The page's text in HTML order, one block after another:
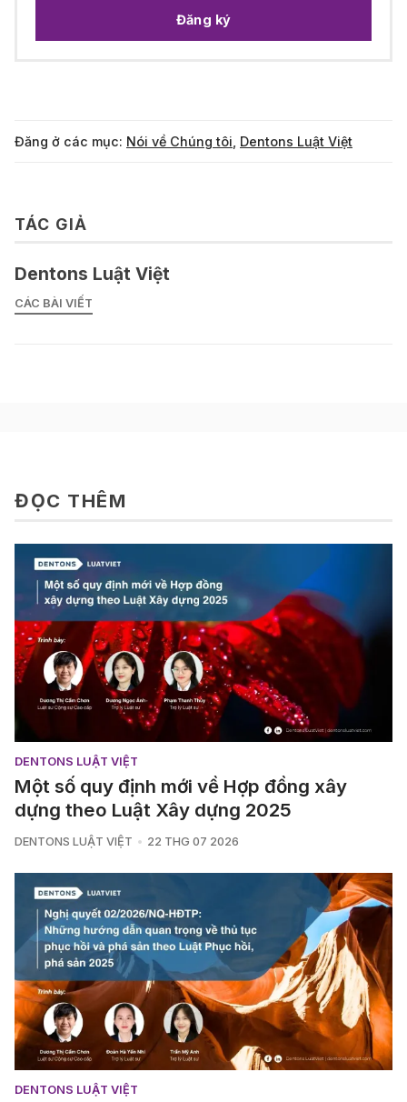
Đăng ký
Đăng ở các mục: Nói về Chúng tôi Dentons Luật Việt
TÁC GIẢ
Dentons Luật Việt
CÁC BÀI VIẾT
ĐỌC THÊM
DENTONS LUẬT VIỆT
Một số quy định mới về Hợp đồng xây
dựng theo Luật Xây dựng 2025
DENTONS LUẬT VIỆT 22 THG 07 2026
DENTONS LUẬT VIỆT